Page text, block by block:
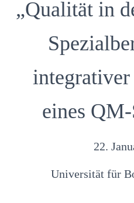
„Qualität in
eines
22.
Universität für